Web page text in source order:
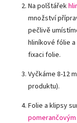
Na polštářek
množství
pečlivě
hliníkové fólie a
fixaci folie.
Vyčkáme 8-12
produktu).
Folie a klipsy